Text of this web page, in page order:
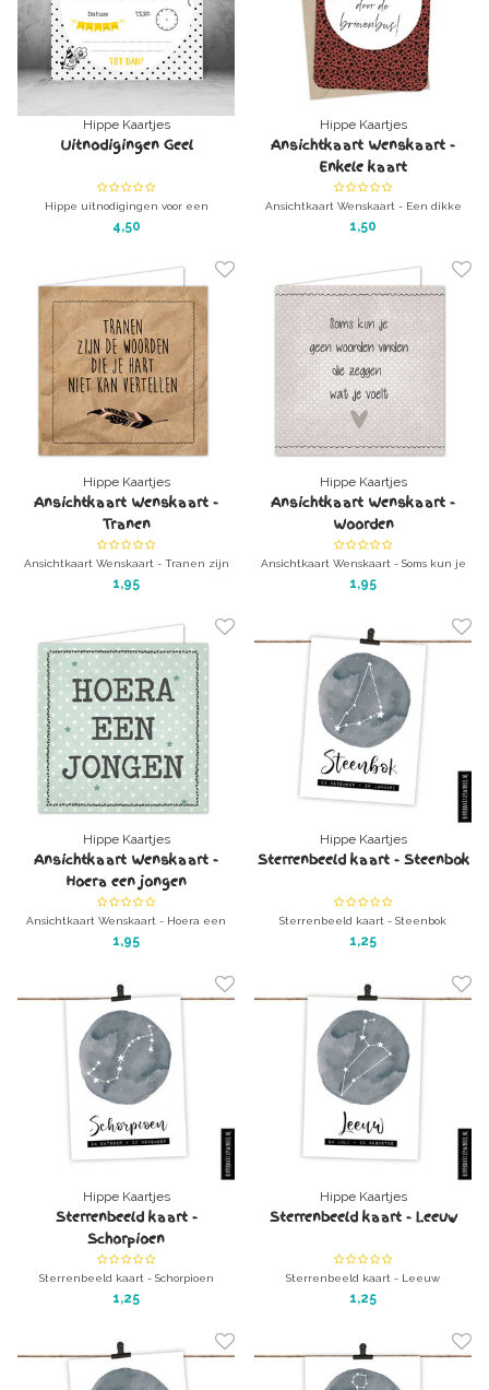
Hippe Kaartjes
Uitnodigingen Geel
Hippe uitnodigingen voor een
kinderfeestje of verjaardag
4,50
Hippe Kaartjes
Ansichtkaart Wenskaart -
Enkele kaart
Ansichtkaart Wenskaart - Een dikke
kus door de brievenbus!
1,50
Hippe Kaartjes
Ansichtkaart Wenskaart -
Tranen
Ansichtkaart Wenskaart - Tranen zijn
de woorden die je hart niet kan
1,95
Hippe Kaartjes
Ansichtkaart Wenskaart -
Woorden
Ansichtkaart Wenskaart - Soms kun je
geen woorden vinden die zeggen wat
1,95
Hippe Kaartjes
Ansichtkaart Wenskaart -
Hoera een jongen
Ansichtkaart Wenskaart - Hoera een
jongen
1,95
Hippe Kaartjes
Sterrenbeeld kaart - Steenbok
Sterrenbeeld kaart - Steenbok
Leuk als kraamcadeau of ander cadeau
1,25
Hippe Kaartjes
Sterrenbeeld kaart -
Schorpioen
Sterrenbeeld kaart - Schorpioen
A6 kaart zonder enveloppe
1,25
Hippe Kaartjes
Sterrenbeeld kaart - Leeuw
Sterrenbeeld kaart - Leeuw
A6 kaart zonder enveloppe
1,25